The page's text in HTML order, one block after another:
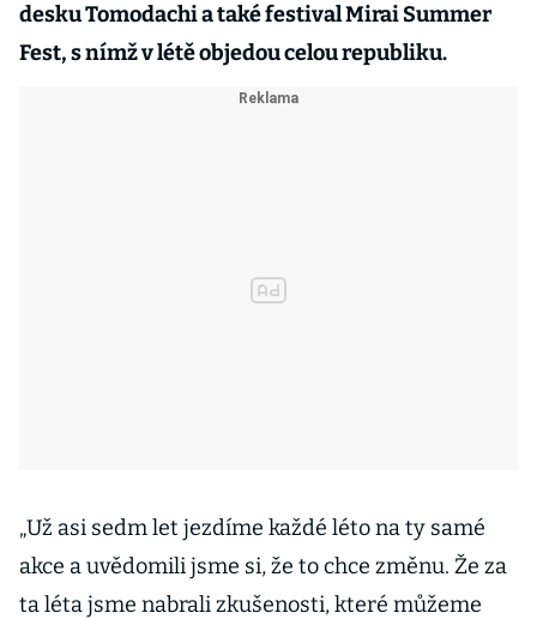
desku Tomodachi a také festival Mirai Summer
Fest, s nímž v létě objedou celou republiku.
„Už asi sedm let jezdíme každé léto na ty samé
akce a uvědomili jsme si, že to chce změnu. Že za
ta léta jsme nabrali zkušenosti, které můžeme